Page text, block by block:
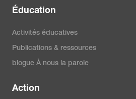
Éducation
Activités éducatives
Publications & ressources
blogue À nous la parole
Action